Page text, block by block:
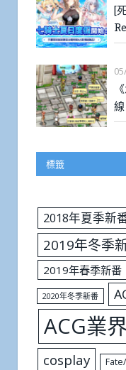
[
標籤
2018年夏季新
2019年冬季
2019年春季新番
2020年冬季新番
ACG業界
cosplay